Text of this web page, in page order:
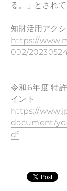
る。」とされて
知財活用アク
https://
002/
令和6年度 特
イント
https://
document/
df